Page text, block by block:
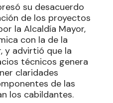
su desacuerdo
de los proyectos
la Alcaldía Mayor,
con la de la
y advirtió que la
técnicos genera
claridades
de las
los cabildantes.